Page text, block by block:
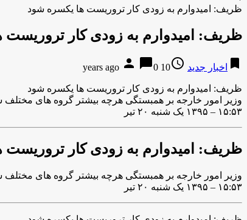
ظریف: امیدوارم به زودی کار تروریست ها یکسره شود
ظریف: امیدوارم به زودی کار
bookmark اخبار جدید access_time
10 years ago
person chat_bubble0
ظریف: امیدوارم به زودی کار تروریست ها یکسره شود
وزیر امور خارجه بر همبستگی هرچه بیشتر گروه های
۱۵:۵۳ – ۱۳۹۵ یک شنبه ۲۰ تیر
ظریف: امیدوارم به زودی کار
وزیر امور خارجه بر همبستگی هرچه بیشتر گروه های
۱۵:۵۳ – ۱۳۹۵ یک شنبه ۲۰ تیر